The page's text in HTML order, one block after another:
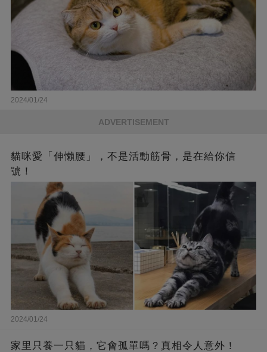
2024/01/24
ADVERTISEMENT
貓咪愛「伸懶腰」，不是活動筋骨，是在給你信
號！
2024/01/24
家里只養一只貓，它會孤單嗎？真相令人意外！